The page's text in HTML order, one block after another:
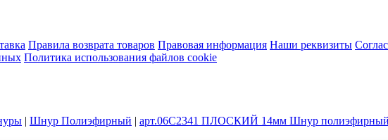
Правила возврата товаров Правовая информация Наши реквизиты
Политика использования файлов cookie
| Шнур Полиэфирный | арт.06С2341 ПЛОСКИЙ 14мм Шнур полиэфирный